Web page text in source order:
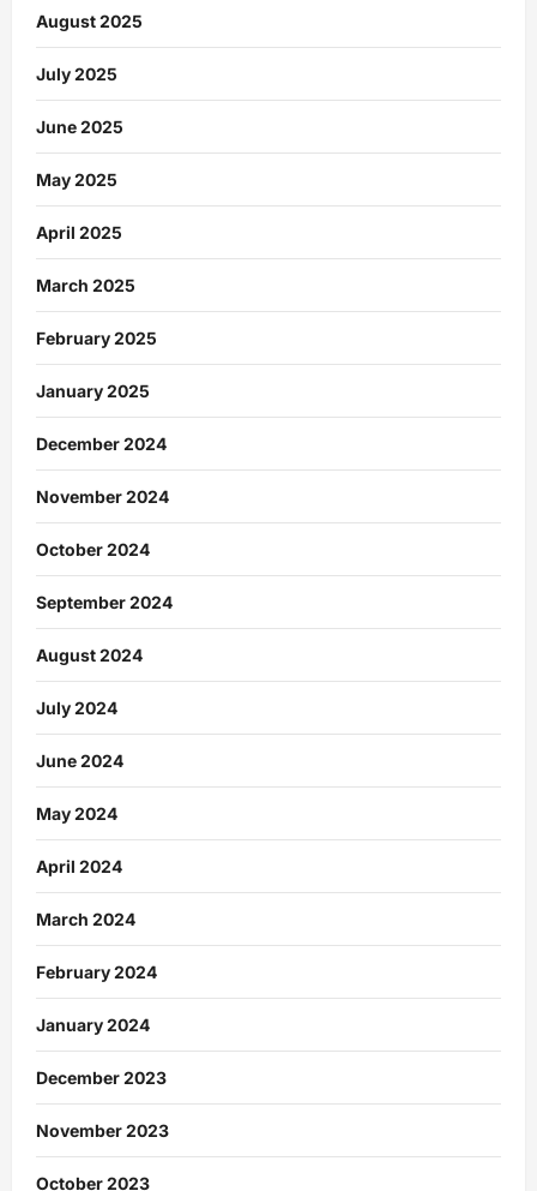
August 2025
July 2025
June 2025
May 2025
April 2025
March 2025
February 2025
January 2025
December 2024
November 2024
October 2024
September 2024
August 2024
July 2024
June 2024
May 2024
April 2024
March 2024
February 2024
January 2024
December 2023
November 2023
October 2023